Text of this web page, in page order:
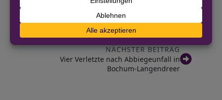
VORHERIGER BEITRAG
Raub in Niederzier mit Polizei-Verfolgung
via Gemüsebeet
NÄCHSTER BEITRAG
Vier Verletzte nach Abbiegeunfall in
Bochum-Langendreer